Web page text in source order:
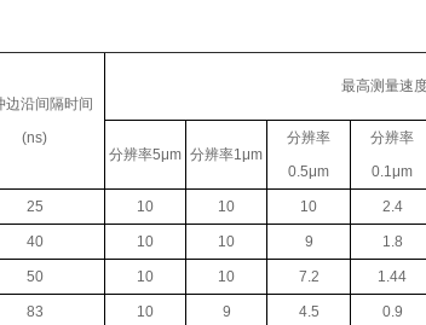
边沿间隔时间
(ns)
最高测量速
分辨率5μm 分辨率1μm
分辨率
0.5μm
分辨率
0.1μm
25 10 10 10 2.4
40 10 10 9 1.8
50 10 10 7.2 1.44
83 10 9 4.5 0.9